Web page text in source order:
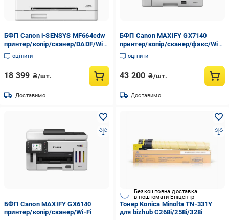
БФП Canon i-SENSYS MF664cdw
принтер/копір/сканер/DADF/Wi-
Fi
оцінити
18 399 ₴/шт.
Доставимо
БФП Canon MAXIFY GX7140
принтер/копір/сканер/факс/Wi-
Fi
оцінити
43 200 ₴/шт.
Доставимо
БФП Canon MAXIFY GX6140
принтер/копір/сканер/Wi-Fi
Безкоштовна доставка
в поштомати Епіцентр
Тонер Konica Minolta TN-331Y
для bizhub C268i/258i/328i